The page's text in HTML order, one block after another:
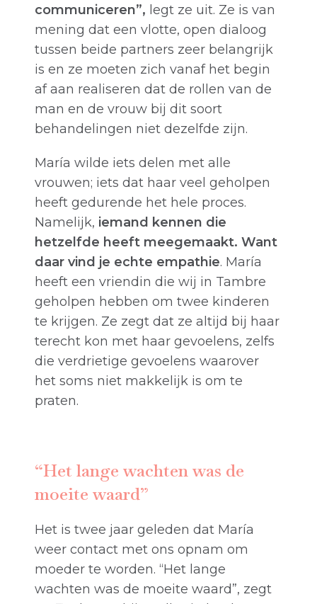
communiceren”, legt ze uit. Ze is van
mening dat een vlotte, open dialoog
tussen beide partners zeer belangrijk
is en ze moeten zich vanaf het begin
af aan realiseren dat de rollen van de
man en de vrouw bij dit soort
behandelingen niet dezelfde zijn.
María wilde iets delen met alle
vrouwen; iets dat haar veel geholpen
heeft gedurende het hele proces.
Namelijk, iemand kennen die
hetzelfde heeft meegemaakt. Want
daar vind je echte empathie. María
heeft een vriendin die wij in Tambre
geholpen hebben om twee kinderen
te krijgen. Ze zegt dat ze altijd bij haar
terecht kon met haar gevoelens, zelfs
die verdrietige gevoelens waarover
het soms niet makkelijk is om te
praten.
“Het lange wachten was de
moeite waard”
Het is twee jaar geleden dat María
weer contact met ons opnam om
moeder te worden. “Het lange
wachten was de moeite waard”, zegt